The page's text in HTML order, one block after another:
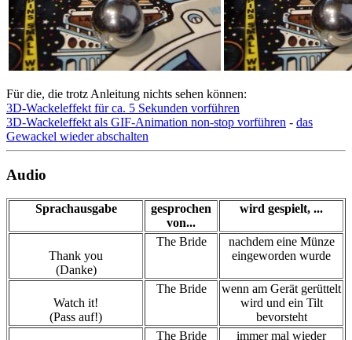
Für die, die trotz Anleitung nichts sehen können:
3D-Wackeleffekt für ca. 5 Sekunden vorführen
3D-Wackeleffekt als GIF-Animation non-stop vorführen - das
Gewackel wieder abschalten
Audio
Sprachausgabe
gesprochen
von...
wird gespielt, ...
Thank you
(Danke)
The Bride
nachdem eine Münze
eingeworden wurde
Watch it!
(Pass auf!)
The Bride
wenn am Gerät gerüttelt
wird und ein Tilt
bevorsteht
The Bride
immer mal wieder